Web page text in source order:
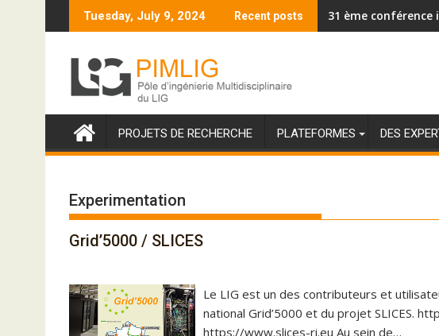
k
Tuesday, July 9, 2024 Recent posts 31 ème
PROJETS DE RECHERCHE PLATEFORMES DES
Experimentation
Grid’5000 / SLICES
Le LIG est un des contributeurs et
national Grid’5000 et du projet SLICES.
https://www.slices-ri.eu Au sein de…